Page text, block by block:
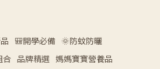
🎒開學必備 🌞防蚊防曬
合 品牌精選 媽媽寶寶營養品